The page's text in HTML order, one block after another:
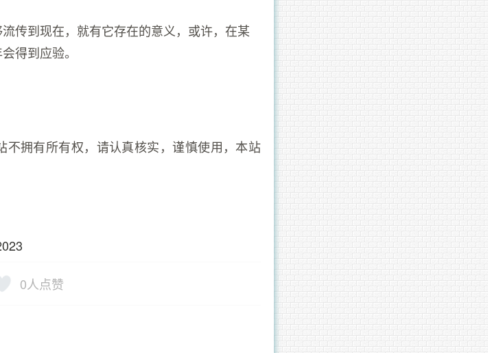
传到现在，就有它存在的意义，或许，在某
得到应验。
不拥有所有权，请认真核实，谨慎使用，本站
0人点赞